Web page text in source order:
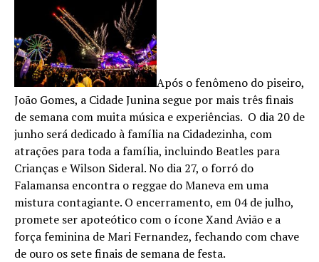
Após o fenômeno do piseiro,
João Gomes, a Cidade Junina segue por mais três finais
de semana com muita música e experiências. O dia 20 de
junho será dedicado à família na Cidadezinha, com
atrações para toda a família, incluindo Beatles para
Crianças e Wilson Sideral. No dia 27, o forró do
Falamansa encontra o reggae do Maneva em uma
mistura contagiante. O encerramento, em 04 de julho,
promete ser apoteótico com o ícone Xand Avião e a
força feminina de Mari Fernandez, fechando com chave
de ouro os sete finais de semana de festa.